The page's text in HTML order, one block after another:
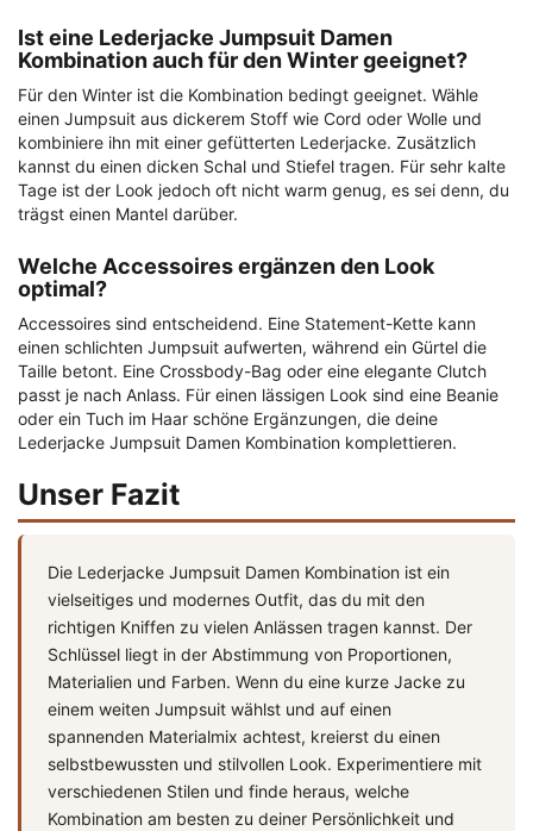
Ist eine Lederjacke Jumpsuit Damen
Kombination auch für den Winter geeignet?
Für den Winter ist die Kombination bedingt geeignet. Wähle
einen Jumpsuit aus dickerem Stoff wie Cord oder Wolle und
kombiniere ihn mit einer gefütterten Lederjacke. Zusätzlich
kannst du einen dicken Schal und Stiefel tragen. Für sehr kalte
Tage ist der Look jedoch oft nicht warm genug, es sei denn, du
trägst einen Mantel darüber.
Welche Accessoires ergänzen den Look
optimal?
Accessoires sind entscheidend. Eine Statement-Kette kann
einen schlichten Jumpsuit aufwerten, während ein Gürtel die
Taille betont. Eine Crossbody-Bag oder eine elegante Clutch
passt je nach Anlass. Für einen lässigen Look sind eine Beanie
oder ein Tuch im Haar schöne Ergänzungen, die deine
Lederjacke Jumpsuit Damen Kombination komplettieren.
Unser Fazit
Die Lederjacke Jumpsuit Damen Kombination ist ein
vielseitiges und modernes Outfit, das du mit den
richtigen Kniffen zu vielen Anlässen tragen kannst. Der
Schlüssel liegt in der Abstimmung von Proportionen,
Materialien und Farben. Wenn du eine kurze Jacke zu
einem weiten Jumpsuit wählst und auf einen
spannenden Materialmix achtest, kreierst du einen
selbstbewussten und stilvollen Look. Experimentiere mit
verschiedenen Stilen und finde heraus, welche
Kombination am besten zu deiner Persönlichkeit und